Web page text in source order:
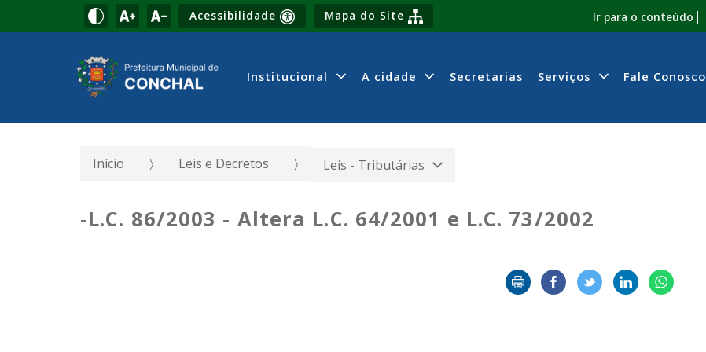
Acessibilidade Mapa do Site Ir para o conteúdo
Institucional A cidade Secretarias Serviços Fale Conosco
Início Leis e Decretos Leis - Tributárias
-L.C. 86/2003 - Altera L.C. 64/2001 e L.C. 73/2002